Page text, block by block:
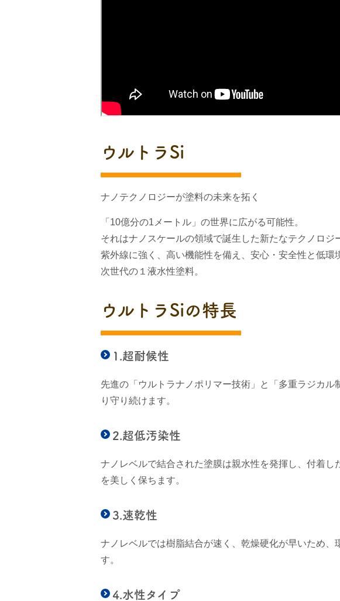
ウルトラSi
ナノテクノロジーが塗料の未来を拓く
「10億分の1メートル」の世界に広がる可能性。
それはナノスケールの領域で誕生した新たなテクノロジ
紫外線に強く、高い機能性を備え、安心・安全性と低環
次世代の１液水性塗料。
ウルトラSiの特長
1.超耐候性
先進の「ウルトラナノポリマー技術」と「多重ラジカ
り守り続けます。
2.超低汚染性
ナノレベルで結合された塗膜は親水性を発揮し、付着
を美しく保ちます。
3.速乾性
ナノレベルでは樹脂結合が速く、乾燥硬化が早いため
す。
4.水性タイプ